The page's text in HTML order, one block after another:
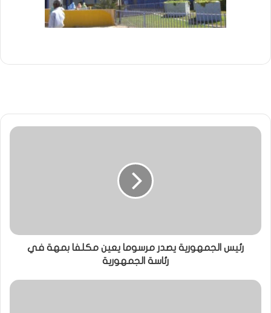
رئيس الجمهورية يصدر مرسوما يعين مكلفا بمهة في
رئاسة الجمهورية